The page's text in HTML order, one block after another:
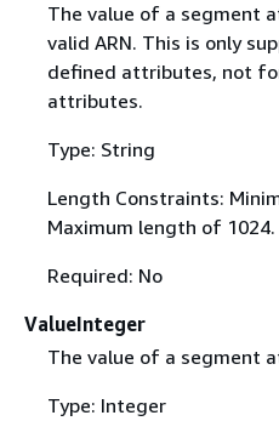
The value of a segment
valid ARN. This is only
defined attributes, not
attributes.
Type: String
Length Constraints:
Maximum length of 1024.
Required: No
ValueInteger
The value of a segment
Type: Integer